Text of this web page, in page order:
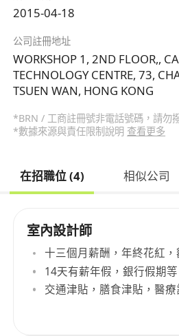
2015-04-18
公司註冊地址
WORKSHOP 1, 2ND FLOOR,,
TECHNOLOGY CENTRE, 73,
TSUEN WAN, HONG KONG
*BRN / 工商註冊號非電話號碼，請勿
*數據來源與責任限制說明 查看更多
在招職位 (4) 相似公司
室內設計師
十三個月薪酬，年終花紅
14天有薪年假，銀行假期等
交通津貼，膳食津貼，醫療